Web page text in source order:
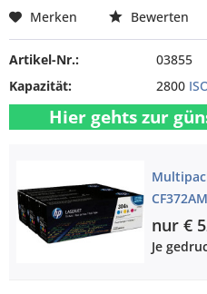
Merken Bewerten
Artikel-Nr.:
03855
Kapazität:
2800
Hier gehts zur
nur €
Je